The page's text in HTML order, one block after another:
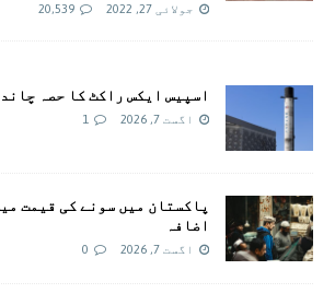
جولائی 27, 2022 20,539
اسپیس ایکس راکٹ کا حصہ
اگست 7, 2026 1
اضافہ
اگست 7, 2026 0